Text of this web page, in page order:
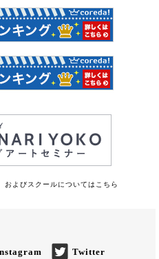
およびスクールについてはこちら
Twitter